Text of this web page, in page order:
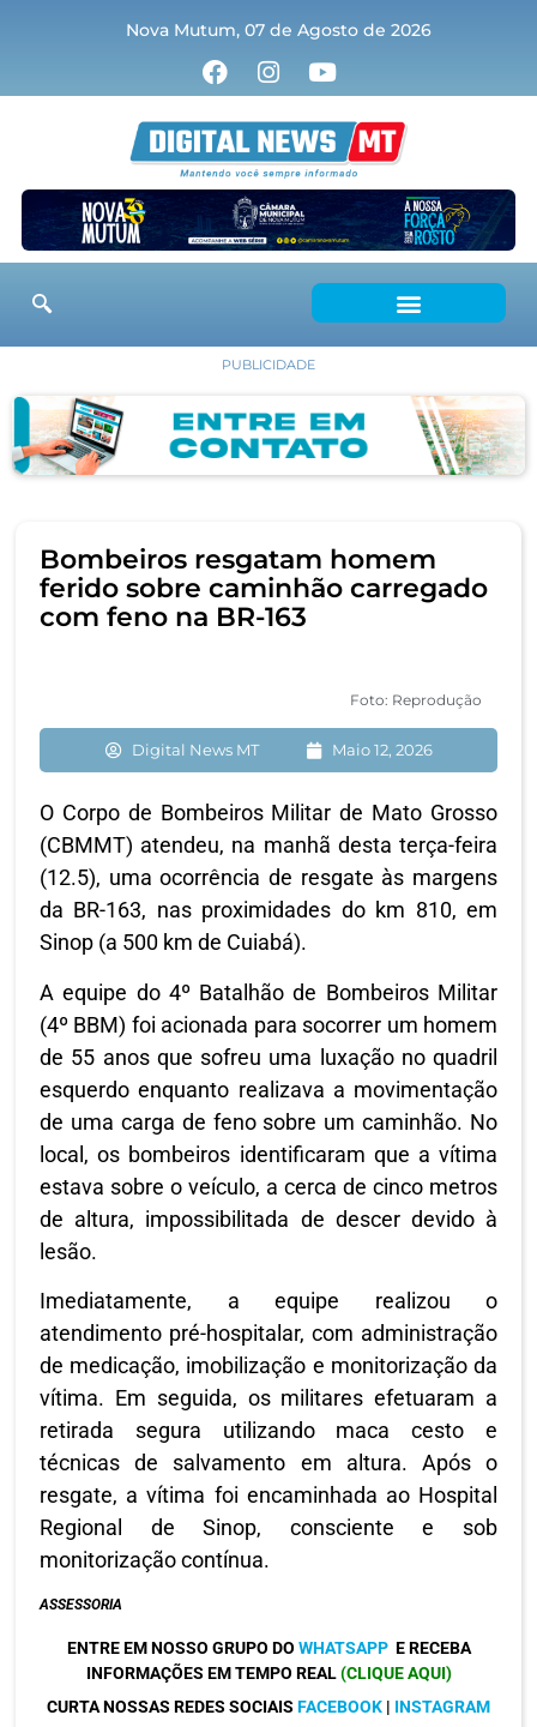
Nova Mutum, 07 de Agosto de 2026
PUBLICIDADE
Bombeiros resgatam homem
ferido sobre caminhão carregado
com feno na BR-163
Foto: Reprodução
Digital News MT Maio 12, 2026
O Corpo de Bombeiros Militar de Mato Grosso
(CBMMT) atendeu, na manhã desta terça-feira
(12.5), uma ocorrência de resgate às margens
da BR-163, nas proximidades do km 810, em
Sinop (a 500 km de Cuiabá).
A equipe do 4º Batalhão de Bombeiros Militar
(4º BBM) foi acionada para socorrer um homem
de 55 anos que sofreu uma luxação no quadril
esquerdo enquanto realizava a movimentação
de uma carga de feno sobre um caminhão. No
local, os bombeiros identificaram que a vítima
estava sobre o veículo, a cerca de cinco metros
de altura, impossibilitada de descer devido à
lesão.
Imediatamente, a equipe realizou o
atendimento pré-hospitalar, com administração
de medicação, imobilização e monitorização da
vítima. Em seguida, os militares efetuaram a
retirada segura utilizando maca cesto e
técnicas de salvamento em altura. Após o
resgate, a vítima foi encaminhada ao Hospital
Regional de Sinop, consciente e sob
monitorização contínua.
ASSESSORIA
ENTRE EM NOSSO GRUPO DO WHATSAPP E RECEBA
INFORMAÇÕES EM TEMPO REAL(CLIQUE AQUI)
CURTA NOSSAS REDES SOCIAIS FACEBOOK | INSTAGRAM